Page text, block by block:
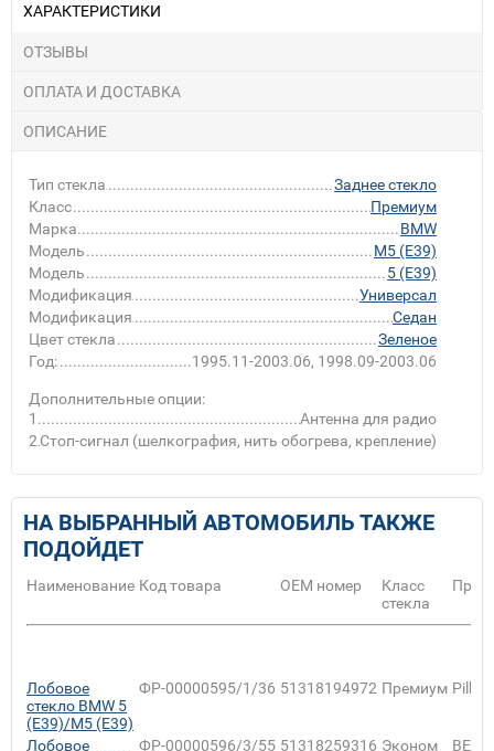
ХАРАКТЕРИСТИКИ
ОТЗЫВЫ
ОПЛАТА И ДОСТАВКА
ОПИСАНИЕ
Тип стекла
Заднее стекло
Класс
Премиум
Марка
BMW
Модель
M5 (E39)
Модель
5 (E39)
Модификация
Универсал
Модификация
Седан
Цвет стекла
Зеленое
Год:
1995.11-2003.06, 1998.09-2003.06
Дополнительные опции:
1
Антенна для радио
2 Стоп-сигнал (шелкография, нить обогрева, крепление)
НА ВЫБРАННЫЙ АВТОМОБИЛЬ ТАКЖЕ
ПОДОЙДЕТ
Наименование Код товара ОЕМ номер
Класс
стекла
Лобовое
стекло BMW 5
(E39)/M5 (E39)
ФР-00000595/1/36 51318194972 Премиум
Лобовое
ФР-00000596/3/55 51318259316 Эконом